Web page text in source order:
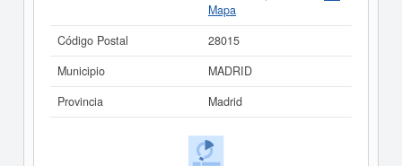
Mapa
Código Postal
28015
Municipio
MADRID
Provincia
Madrid